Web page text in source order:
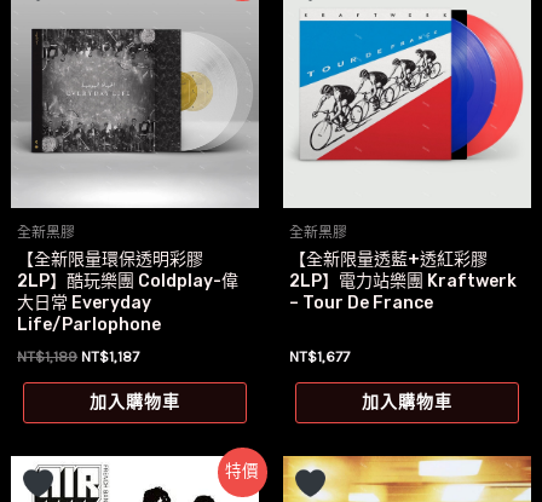
全新黑膠
【全新限量環保透明彩膠
2LP】酷玩樂團 Coldplay-偉
大日常 Everyday
Life/Parlophone
NT$1,189 原
價
格：
NT$1,187目
價
格：
加入購物車
全新黑膠
【全新限量透藍+透紅彩膠
2LP】電力站樂團 Kraftwerk
– Tour De France
NT$1,677
加入購物車
特價